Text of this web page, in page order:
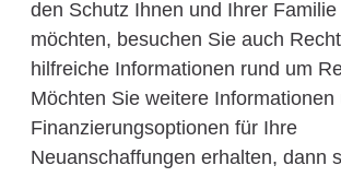
den Schutz Ihnen und Ihrer
möchten, besuchen Sie auch
hilfreiche Informationen rund um
Möchten Sie weitere Informationen
Finanzierungsoptionen für Ihre
Neuanschaffungen erhalten, dann